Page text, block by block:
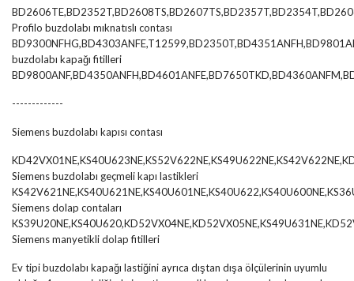
Profilo buzdolabı mıknatıslı contası
buzdolabı kapağı fitilleri
-------------
Siemens buzdolabı kapısı contası
Siemens buzdolabı geçmeli kapı lastikleri
Siemens dolap contaları
Siemens manyetikli dolap fitilleri
Ev tipi buzdolabı kapağı lastiğini ayrıca dıştan dışa ölçülerinin uyumlu